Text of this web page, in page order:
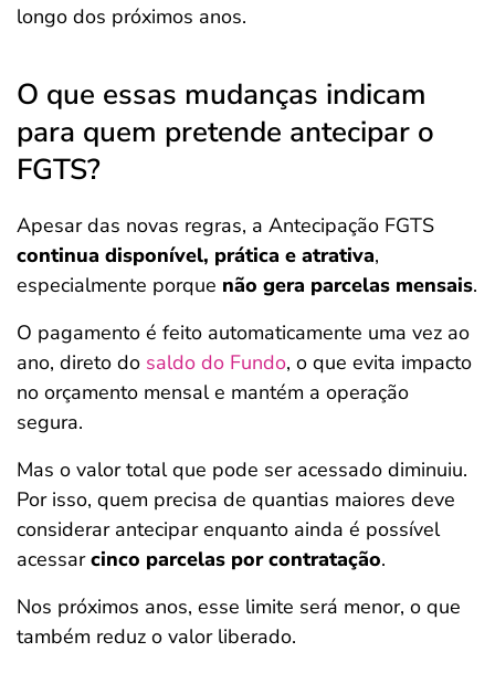
longo dos próximos anos.
O que essas mudanças indicam
para quem pretende antecipar o
FGTS?
Apesar das novas regras, a Antecipação FGTS
continua disponível, prática e atrativa,
especialmente porque não gera parcelas mensais.
O pagamento é feito automaticamente uma vez ao
ano, direto do saldo do Fundo, o que evita impacto
no orçamento mensal e mantém a operação
segura.
Mas o valor total que pode ser acessado diminuiu.
Por isso, quem precisa de quantias maiores deve
considerar antecipar enquanto ainda é possível
acessarcinco parcelas por contratação.
Nos próximos anos, esse limite será menor, o que
também reduz o valor liberado.